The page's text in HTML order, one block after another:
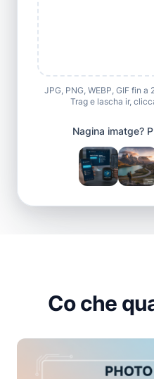
JPG, PNG, WEBP, GIF fin
Trag e lascha ir,
Nagina imatge?
Co che